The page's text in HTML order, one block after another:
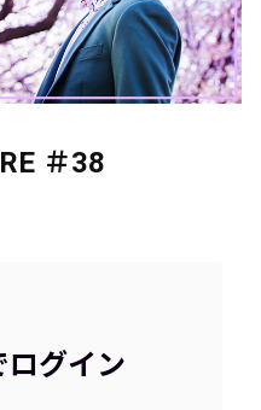
＃38
グイン